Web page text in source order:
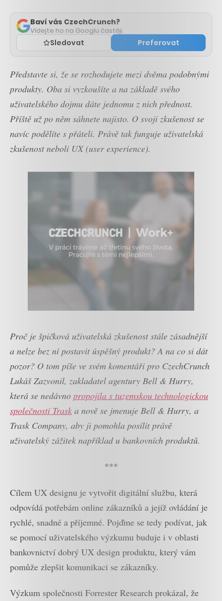
Baví vás CzechCrunch?
Vídejte ho na Googlu častěji.
Sledovat Preferovat
Představte si, že se rozhodujete mezi dvěma podobnými
produkty. Oba si vyzkoušíte a na základě svého
uživatelského dojmu dáte jednomu z nich přednost.
Příště už po něm sáhnete najisto. O svoji zkušenost se
navíc podělíte s přáteli. Právě tak funguje uživatelská
zkušenost neboli UX (user experience).
Proč je špičková uživatelská zkušenost stále zásadnější
a nelze bez ní postavit úspěšný produkt? A na co si dát
pozor? O tom píše ve svém komentáři pro CzechCrunch
Lukáš Zazvonil, zakladatel agentury Bell & Hurry,
která se nedávno propojila s tuzemskou technologickou
společností Trask a nově se jmenuje Bell & Hurry, a
Trask Company, aby ji pomohla posílit právě
uživatelský zážitek například u bankovních produktů.
***
Cílem UX designu je vytvořit digitální službu, která
odpovídá potřebám online zákazníků a jejíž ovládání je
rychlé, snadné a příjemné. Pojďme se tedy podívat, jak
se pomocí uživatelského výzkumu buduje i v oblasti
bankovnictví dobrý UX design produktu, který vám
pomůže zlepšit komunikaci se zákazníky.
Výzkum společnosti Forrester Research prokázal, že